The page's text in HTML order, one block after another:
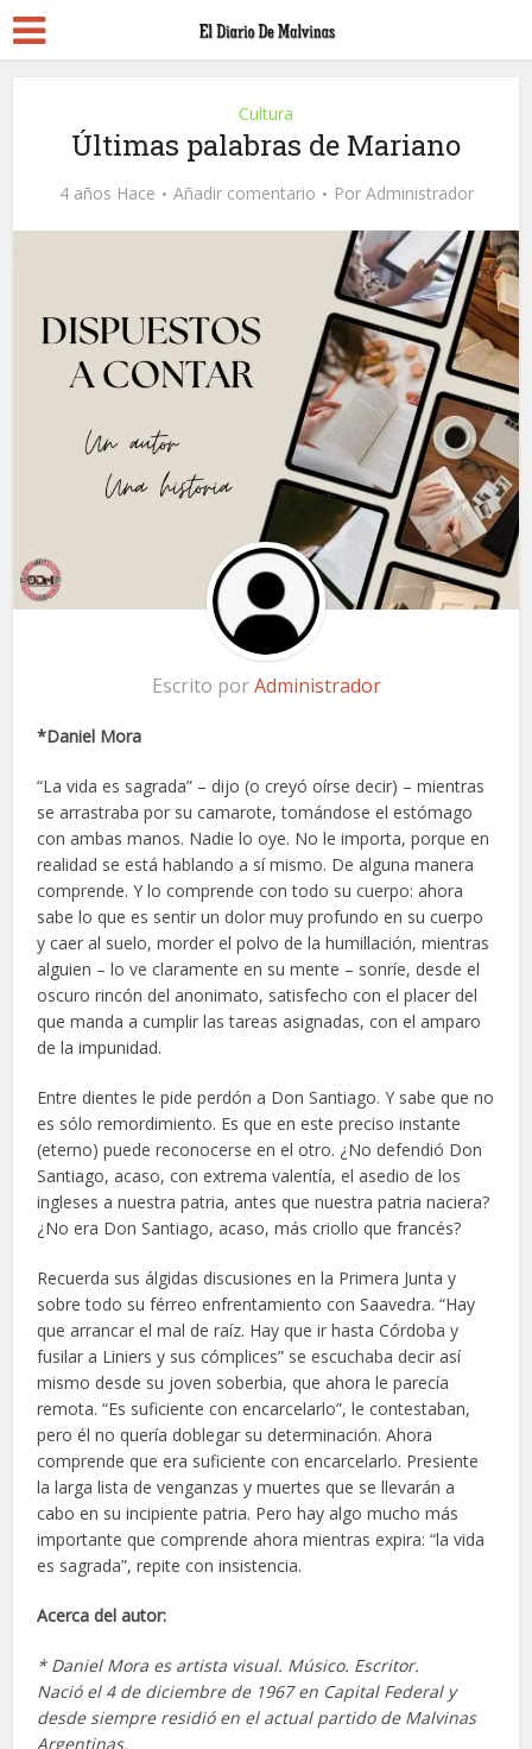
Cultura
Últimas palabras de Mariano
4 años Hace Añadir comentario Por Administrador
Escrito porAdministrador
*Daniel Mora
“La vida es sagrada” – dijo (o creyó oírse decir) – mientras
se arrastraba por su camarote, tomándose el estómago
con ambas manos. Nadie lo oye. No le importa, porque en
realidad se está hablando a sí mismo. De alguna manera
comprende. Y lo comprende con todo su cuerpo: ahora
sabe lo que es sentir un dolor muy profundo en su cuerpo
y caer al suelo, morder el polvo de la humillación, mientras
alguien – lo ve claramente en su mente – sonríe, desde el
oscuro rincón del anonimato, satisfecho con el placer del
que manda a cumplir las tareas asignadas, con el amparo
de la impunidad.
Entre dientes le pide perdón a Don Santiago. Y sabe que no
es sólo remordimiento. Es que en este preciso instante
(eterno) puede reconocerse en el otro. ¿No defendió Don
Santiago, acaso, con extrema valentía, el asedio de los
ingleses a nuestra patria, antes que nuestra patria naciera?
¿No era Don Santiago, acaso, más criollo que francés?
Recuerda sus álgidas discusiones en la Primera Junta y
sobre todo su férreo enfrentamiento con Saavedra. “Hay
que arrancar el mal de raíz. Hay que ir hasta Córdoba y
fusilar a Liniers y sus cómplices” se escuchaba decir así
mismo desde su joven soberbia, que ahora le parecía
remota. “Es suficiente con encarcelarlo”, le contestaban,
pero él no quería doblegar su determinación. Ahora
comprende que era suficiente con encarcelarlo. Presiente
la larga lista de venganzas y muertes que se llevarán a
cabo en su incipiente patria. Pero hay algo mucho más
importante que comprende ahora mientras expira: “la vida
es sagrada”, repite con insistencia.
Acerca del autor:
* Daniel Mora es artista visual. Músico. Escritor.
Nació el 4 de diciembre de 1967 en Capital Federal y
desde siempre residió en el actual partido de Malvinas
Argentinas.